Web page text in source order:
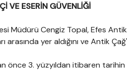
VE ESERİN GÜVENLİĞİ
Müdürü Cengiz Topal, Efes
arasında yer aldığını ve Antik
önce 3. yüzyıldan itibaren tarihin